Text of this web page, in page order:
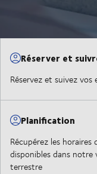
Réserver et
Réservez et suivez vos
Planification
Récupérez les
disponibles dans notre
terrestre